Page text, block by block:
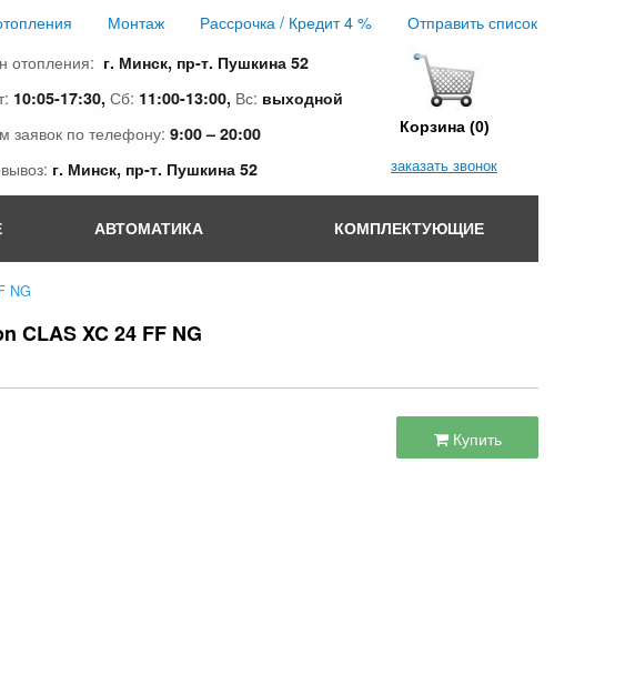
Монтаж Рассрочка / Кредит 4 % Отправить список
отопления: г. Минск, пр-т. Пушкина 52
10:05-17:30, Сб: 11:00-13:00, Вс: выходной
заявок по телефону: 9:00 – 20:00
г. Минск, пр-т. Пушкина 52
Корзина (0)
заказать звонок
АВТОМАТИКА КОМПЛЕКТУЮЩИЕ
NG
CLAS XC 24 FF NG
Купить